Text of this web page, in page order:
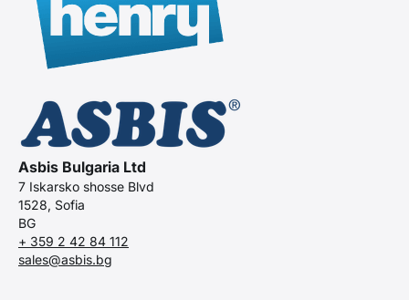
Asbis Bulgaria Ltd
7 Iskarsko shosse Blvd
1528, Sofia
BG
+ 359 2 42 84 112
sales@asbis.bg